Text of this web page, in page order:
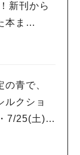
新刊から
本ま
の青で、
ルクショ
7/25(土)開